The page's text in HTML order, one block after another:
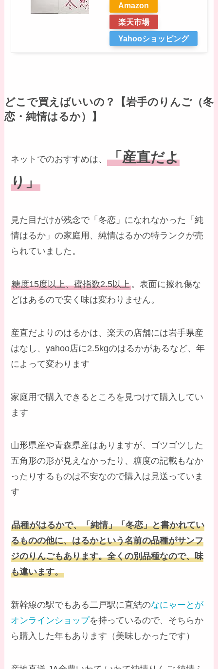
Amazon
楽天市場
Yahooショッピング
どこで買えばいいの？【岩手のりんご（冬
恋・純情はるか）】
ネットでのおすすめは、「産直だよ
り」
見た目だけが残念で「冬恋」になれなかった「純
情はるか」の家庭用、純情はるかの特ランクが売
られていました。
糖度15度以上、蜜指数2.5以上。表面に擦れ傷な
どはあるので安く味は変わりません。
産直だよりのはるかは、楽天の店舗には岩手県産
はなし、yahoo店に2.5kgのはるかがあるなど、年
によって変わります
家庭用で購入できるところを見つけて購入してい
ます
山形県産や青森県産はありますが、ゴツゴツした
五角形の形が見えなかったり、糖度の記載もなか
ったりするものは不安なので購入は見送っていま
す
品種がはるかで、「純情」「冬恋」と書かれてい
るものの他に、はるかという名前の品種がサンフ
ジのりんごもあります。全くの別品種なので、味
も違います。
新幹線の駅でもある二戸駅に直結のなにゃーとが
オンラインショップを持っているので、そちらか
ら購入した年もあります（美味しかったです）